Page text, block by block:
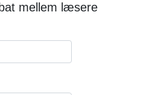
mellem læsere